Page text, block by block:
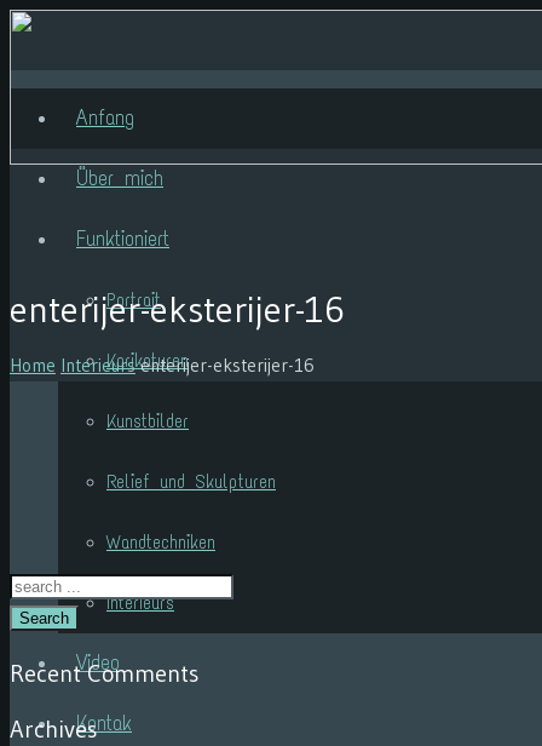
Anfang
Über mich
Funktioniert
Portrait
Karikaturen
Kunstbilder
Relief und Skulpturen
Wandtechniken
Interieurs
Video
Kontak
enterijer-eksterijer-16
Home Interieurs enterijer-eksterijer-16
Search
Recent Comments
Archives